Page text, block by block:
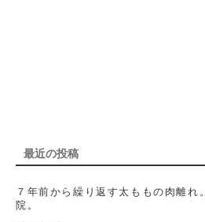
最近の投稿
７年前から繰り返す太ももの肉離れ
院。